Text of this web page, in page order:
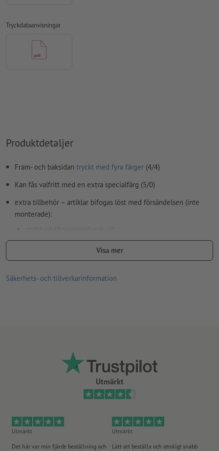
Lägg 2 mm runtom
mm avstånd till slutformatet
teckensnitt
Innehåll frånformulärfältkommer att tryckas
Hur skapar jag utskriftsdata korrekt?
Tryckdataanvisningar
Produktdetaljer
Fram- och baksidan tryckt med fyra färger (4/4)
Kan fås valfritt med en extra specialfärg (5/0)
extra tillbehör – artiklar bifogas löst med försändelsen (inte
monterade):
snabbinhäftningsmekanik, vit
trekantsficka, transparent
CD-ficka, transparent
tilläggsavgift –ytterligare info
Visa mer
Säkerhets- och tillverkarinformation
Utmärkt
Utmärkt
Det här var min fjärde beställning och
Utmärkt
Lätt att beställa och otroligt snabb